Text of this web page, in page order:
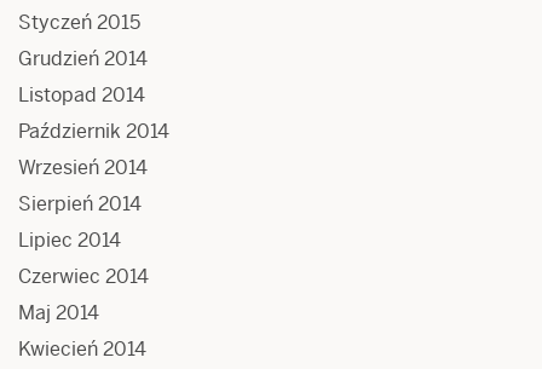
Styczeń 2015
Grudzień 2014
Listopad 2014
Październik 2014
Wrzesień 2014
Sierpień 2014
Lipiec 2014
Czerwiec 2014
Maj 2014
Kwiecień 2014